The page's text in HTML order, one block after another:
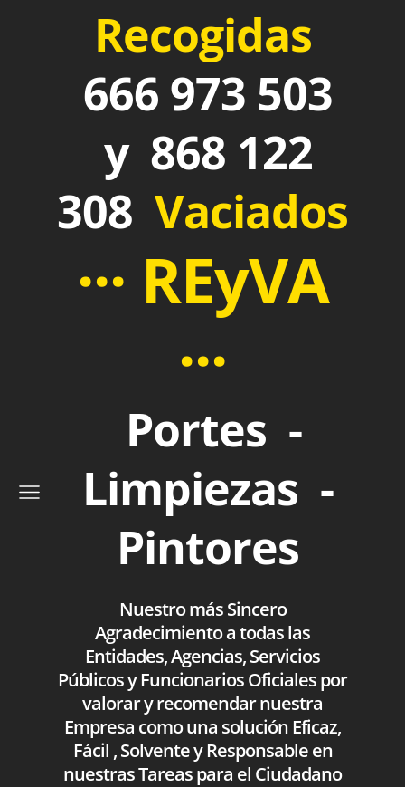
Recogidas
666 973 503
y 868 122
308 Vaciados
··· REyVA
···
Portes -
Limpiezas -
Pintores
Nuestro más Sincero
Agradecimiento a todas las
Entidades, Agencias, Servicios
Públicos y Funcionarios Oficiales por
valorar y recomendar nuestra
Empresa como una solución Eficaz,
Fácil , Solvente y Responsable en
nuestras Tareas para el Ciudadano